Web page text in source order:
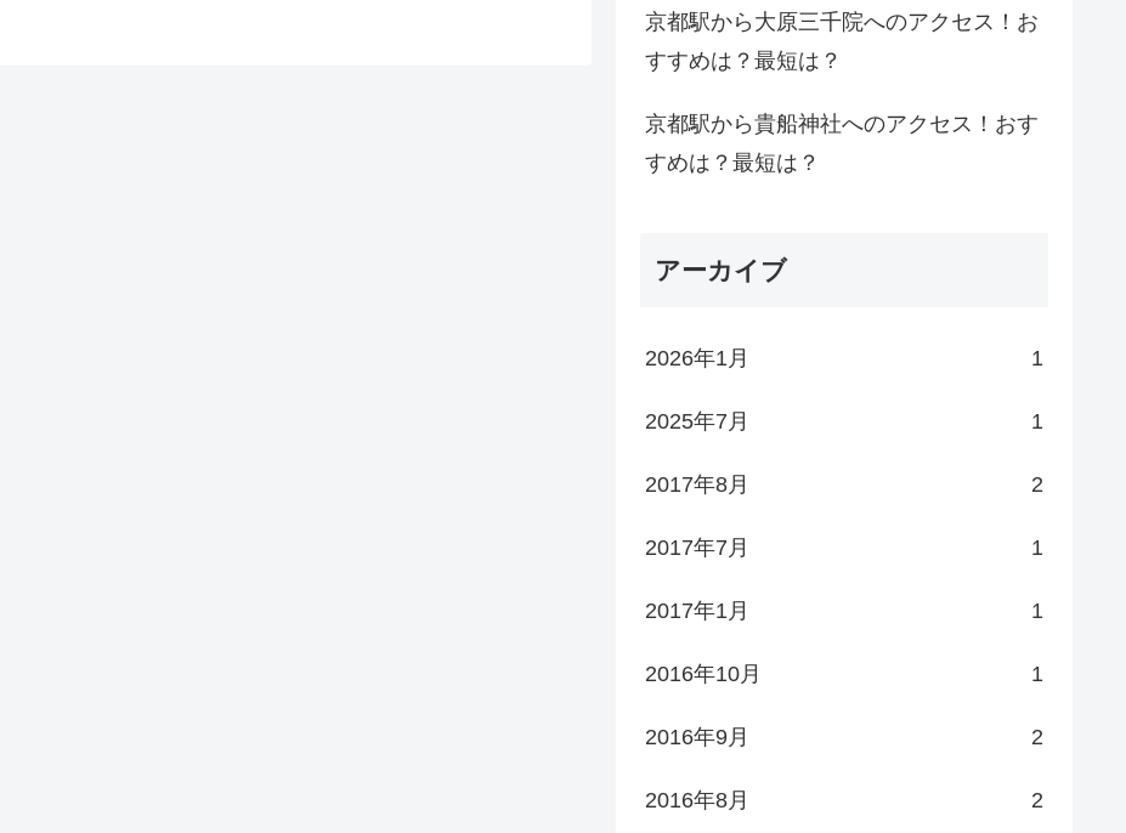
京都駅から大原三千院へのアクセス！お
すすめは？最短は？
京都駅から貴船神社へのアクセス！おす
すめは？最短は？
アーカイブ
2026年1月 1
2025年7月 1
2017年8月 2
2017年7月 1
2017年1月 1
2016年10月 1
2016年9月 2
2016年8月 2